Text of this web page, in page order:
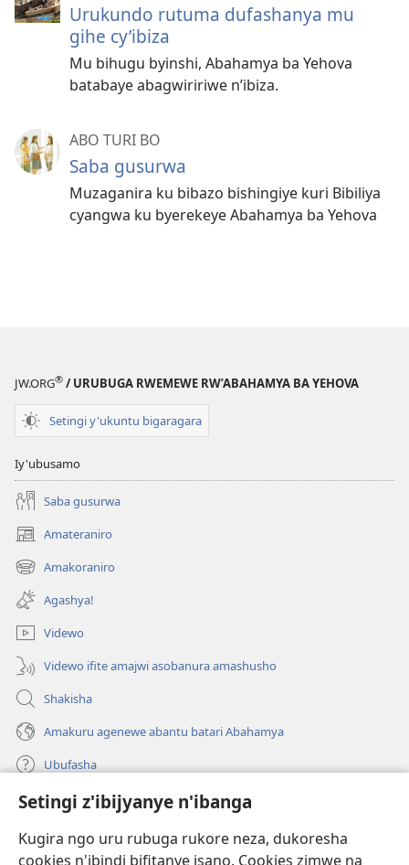
Setingi z'ibijyanye n'ibanga
Kugira ngo uru rubuga rukore neza, dukoresha
cookies n'ibindi bifitanye isano. Cookies zimwe na
Urukundo rutuma dufashanya mu
gihe cy’ibiza
Mu bihugu byinshi, Abahamya ba Yehova
batabaye abagwiririwe n’ibiza.
ABO TURI BO
Saba gusurwa
Muzaganira ku bibazo bishingiye kuri Bibiliya
cyangwa ku byerekeye Abahamya ba Yehova
JW.ORG® / URUBUGA RWEMEWE RW’ABAHAMYA BA YEHOVA
Setingi y'ukuntu bigaragara
Iy'ubusamo
Saba gusurwa
Amateraniro
(ifungukire
ahandi)Amakoraniro
(ifungukire
ahandi)Agashya!
Videwo
Videwo ifite amajwi asobanura amashusho
Shakisha
Amakuru agenewe abantu batari Abahamya
Ubufasha
Gutanga impano
(ifungukire
ahandi)
Isomero ryo kuri interineti rya Watchtower